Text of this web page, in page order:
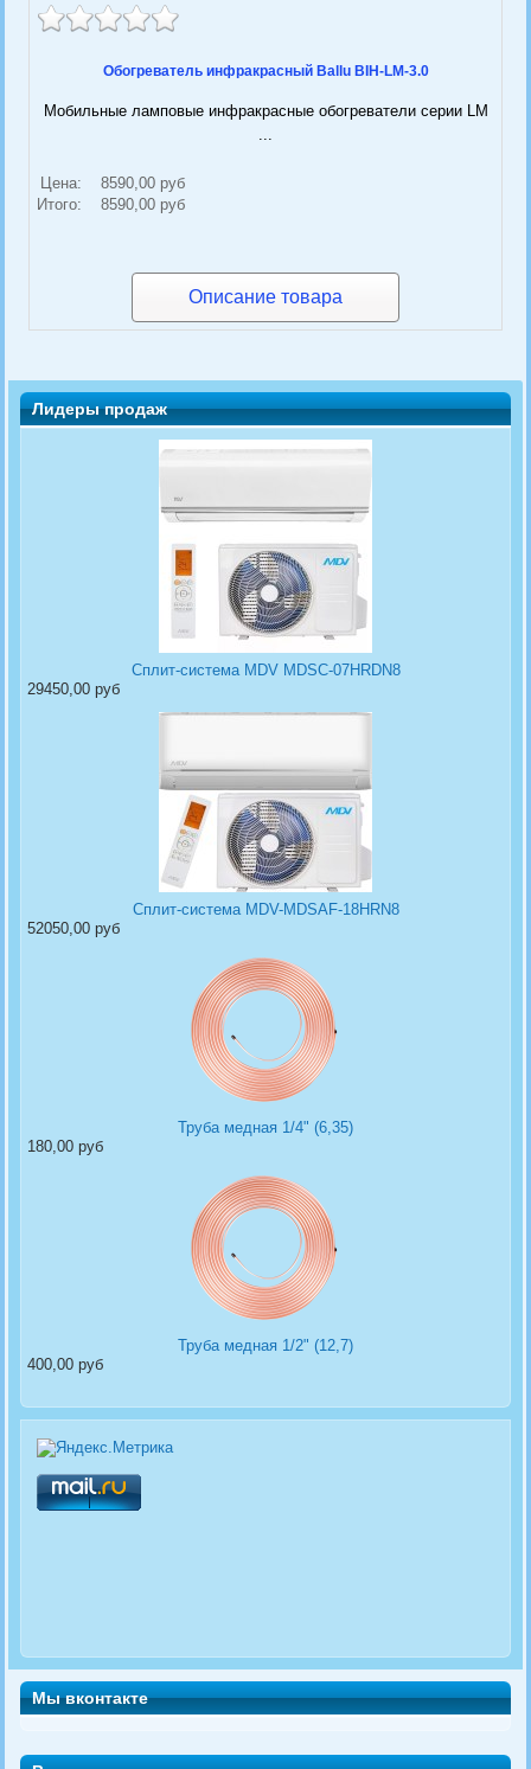
Обогреватель инфракрасный Ballu BIH-LM-3.0
Мобильные ламповые инфракрасные обогреватели серии LM
Цена:
8590,00 руб
Итого:
8590,00 руб
Описание товара
Лидеры продаж
Сплит-система MDV MDSC-07HRDN8
29450,00 руб
Сплит-система MDV-MDSAF-18HRN8
52050,00 руб
Труба медная 1/4" (6,35)
180,00 руб
Труба медная 1/2" (12,7)
400,00 руб
Мы вконтакте